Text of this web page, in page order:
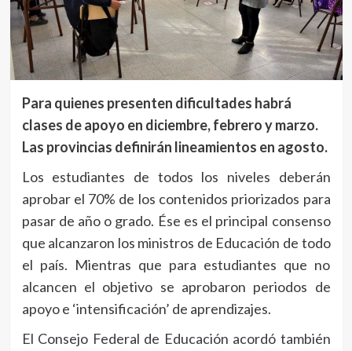
Para quienes presenten dificultades habrá
clases de apoyo en diciembre, febrero y marzo.
Las provincias defi­nirán lineamientos en agosto.
Los estudiantes de todos los niveles deberán
aprobar el 70% de los contenidos priorizados para
pasar de año o grado. Ése es el principal consenso
que alcanzaron los ministros de Educación de todo
el país. Mientras que para estudiantes que no
alcancen el objetivo se aprobaron periodos de
apoyo e ‘intensificación’ de aprendizajes.
El Consejo Federal de Educación acordó también